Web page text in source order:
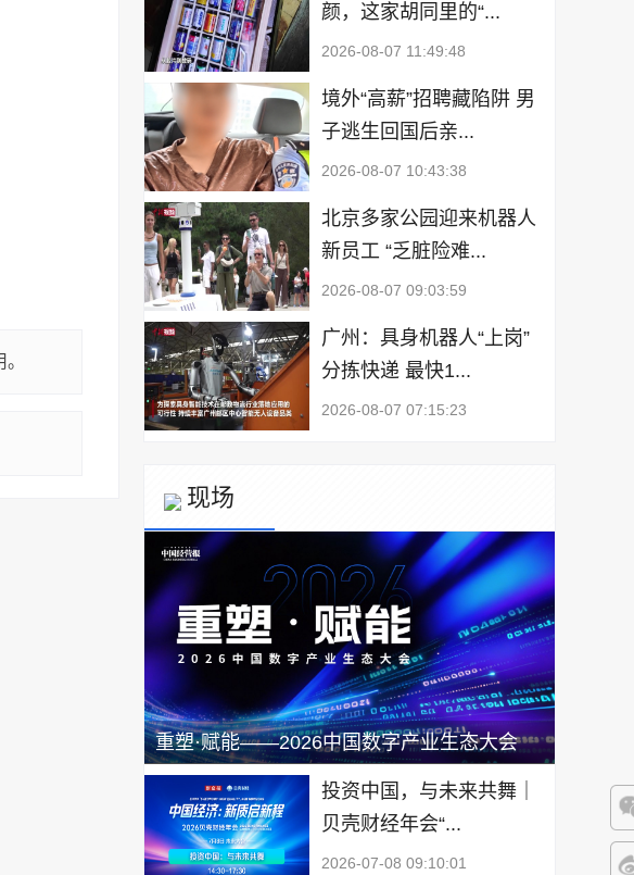
微
颜，这家胡同里的“...
2026-08-07 11:49:48
境外“高薪”招聘藏陷阱 男
子逃生回国后亲...
2026-08-07 10:43:38
北京多家公园迎来机器人
新员工 “乏脏险难...
2026-08-07 09:03:59
广州：具身机器人“上岗”
分拣快递 最快1...
2026-08-07 07:15:23
现场
重塑·赋能——2026中国数字产业生态大会
投资中国，与未来共舞｜
贝壳财经年会“...
2026-07-08 09:10:01